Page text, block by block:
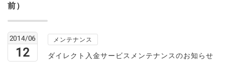
前）
2014/06
12
メンテナンス
ダイレクト入金サービスメンテナンスのお知らせ